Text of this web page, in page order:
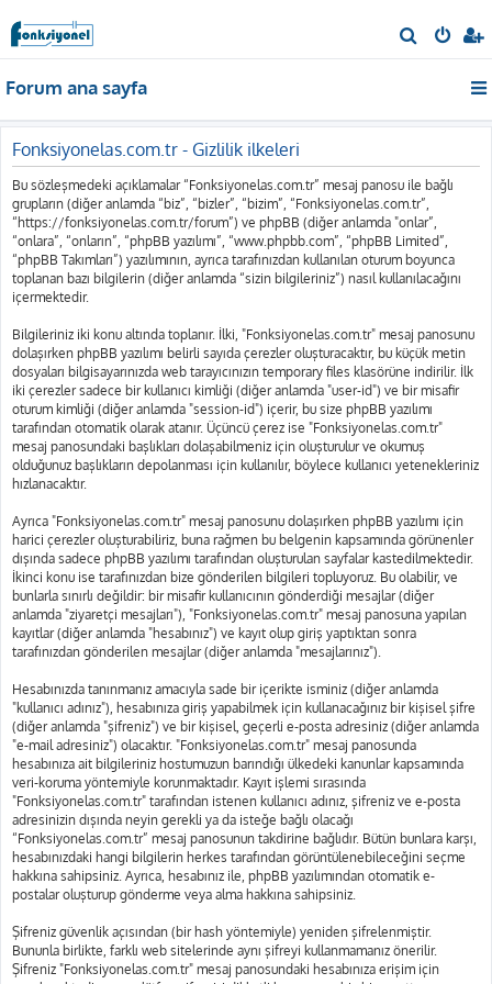
r
Forum ana sayfa
Fonksiyonelas.com.tr - Gizlilik ilkeleri
Bu sözleşmedeki açıklamalar “Fonksiyonelas.com.tr” mesaj panosu ile bağlı
grupların (diğer anlamda “biz”, “bizler”, “bizim”, “Fonksiyonelas.com.tr”,
“https://fonksiyonelas.com.tr/forum”) ve phpBB (diğer anlamda "onlar”,
“onlara”, “onların”, “phpBB yazılımı”, “www.phpbb.com”, “phpBB Limited”,
“phpBB Takımları”) yazılımının, ayrıca tarafınızdan kullanılan oturum boyunca
toplanan bazı bilgilerin (diğer anlamda “sizin bilgileriniz”) nasıl kullanılacağını
içermektedir.
Bilgileriniz iki konu altında toplanır. İlki, "Fonksiyonelas.com.tr" mesaj panosunu
dolaşırken phpBB yazılımı belirli sayıda çerezler oluşturacaktır, bu küçük metin
dosyaları bilgisayarınızda web tarayıcınızın temporary files klasörüne indirilir. İlk
iki çerezler sadece bir kullanıcı kimliği (diğer anlamda "user-id") ve bir misafir
oturum kimliği (diğer anlamda "session-id") içerir, bu size phpBB yazılımı
tarafından otomatik olarak atanır. Üçüncü çerez ise "Fonksiyonelas.com.tr"
mesaj panosundaki başlıkları dolaşabilmeniz için oluşturulur ve okumuş
olduğunuz başlıkların depolanması için kullanılır, böylece kullanıcı yetenekleriniz
hızlanacaktır.
Ayrıca "Fonksiyonelas.com.tr" mesaj panosunu dolaşırken phpBB yazılımı için
harici çerezler oluşturabiliriz, buna rağmen bu belgenin kapsamında görünenler
dışında sadece phpBB yazılımı tarafından oluşturulan sayfalar kastedilmektedir.
İkinci konu ise tarafınızdan bize gönderilen bilgileri topluyoruz. Bu olabilir, ve
bunlarla sınırlı değildir: bir misafir kullanıcının gönderdiği mesajlar (diğer
anlamda "ziyaretçi mesajları"), "Fonksiyonelas.com.tr" mesaj panosuna yapılan
kayıtlar (diğer anlamda "hesabınız") ve kayıt olup giriş yaptıktan sonra
tarafınızdan gönderilen mesajlar (diğer anlamda "mesajlarınız").
Hesabınızda tanınmanız amacıyla sade bir içerikte isminiz (diğer anlamda
"kullanıcı adınız"), hesabınıza giriş yapabilmek için kullanacağınız bir kişisel şifre
(diğer anlamda "şifreniz") ve bir kişisel, geçerli e-posta adresiniz (diğer anlamda
"e-mail adresiniz") olacaktır. "Fonksiyonelas.com.tr" mesaj panosunda
hesabınıza ait bilgileriniz hostumuzun barındığı ülkedeki kanunlar kapsamında
veri-koruma yöntemiyle korunmaktadır. Kayıt işlemi sırasında
"Fonksiyonelas.com.tr" tarafından istenen kullanıcı adınız, şifreniz ve e-posta
adresinizin dışında neyin gerekli ya da isteğe bağlı olacağı
“Fonksiyonelas.com.tr” mesaj panosunun takdirine bağlıdır. Bütün bunlara karşı,
hesabınızdaki hangi bilgilerin herkes tarafından görüntülenebileceğini seçme
hakkına sahipsiniz. Ayrıca, hesabınız ile, phpBB yazılımından otomatik e-
postalar oluşturup gönderme veya alma hakkına sahipsiniz.
Şifreniz güvenlik açısından (bir hash yöntemiyle) yeniden şifrelenmiştir.
Bununla birlikte, farklı web sitelerinde aynı şifreyi kullanmamanız önerilir.
Şifreniz "Fonksiyonelas.com.tr" mesaj panosundaki hesabınıza erişim için